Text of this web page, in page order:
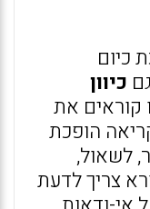
כיום
כיוון
קוראים את
הופכת
לשאול,
צריך לדעת